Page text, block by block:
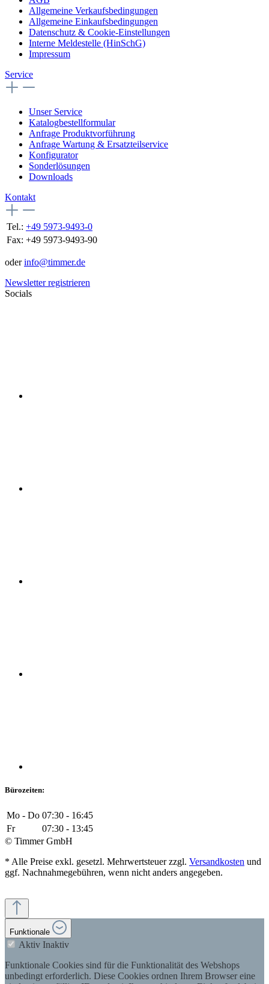
Allgemeine Verkaufsbedingungen
Allgemeine Einkaufsbedingungen
Datenschutz & Cookie-Einstellungen
Interne Meldestelle (HinSchG)
Impressum
Service
Unser Service
Katalogbestellformular
Anfrage Produktvorführung
Anfrage Wartung & Ersatzteilservice
Konfigurator
Sonderlösungen
Downloads
Kontakt
Tel.: +49 5973-9493-0
Fax: +49 5973-9493-90
oderinfo@timmer.de
Newsletter registrieren
Socials
Bürozeiten:
Mo - Do 07:30 - 16:45
Fr
07:30 - 13:45
© Timmer GmbH
* Alle Preise exkl. gesetzl. Mehrwertsteuer zzgl. Versandkosten und
ggf. Nachnahmegebühren, wenn nicht anders angegeben.
Funktionale
Aktiv Inaktiv
Funktionale Cookies sind für die Funktionalität des Webshops
unbedingt erforderlich. Diese Cookies ordnen Ihrem Browser eine